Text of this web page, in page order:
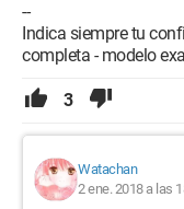
--
Indica siempre tu
completa - modelo
3
Watachan
2 ene. 2018 a las